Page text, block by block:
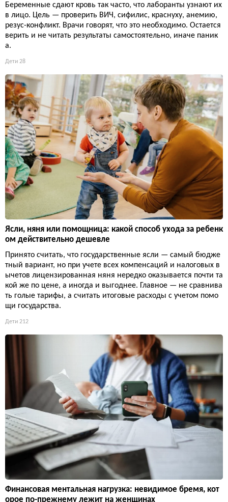
Беременные сдают кровь так часто, что лаборанты узнают их
в лицо. Цель — проверить ВИЧ, сифилис, краснуху, анемию,
резус-конфликт. Врачи говорят, что это необходимо. Остается
верить и не читать результаты самостоятельно, иначе паник
а.
Дети 28
Ясли, няня или помощница: какой способ ухода за ребенк
ом действительно дешевле
Принято считать, что государственные ясли — самый бюдже
тный вариант, но при учете всех компенсаций и налоговых в
ычетов лицензированная няня нередко оказывается почти та
кой же по цене, а иногда и выгоднее. Главное — не сравнива
ть голые тарифы, а считать итоговые расходы с учетом помо
щи государства.
Дети 212
Финансовая ментальная нагрузка: невидимое бремя, кот
орое по-прежнему лежит на женщинах